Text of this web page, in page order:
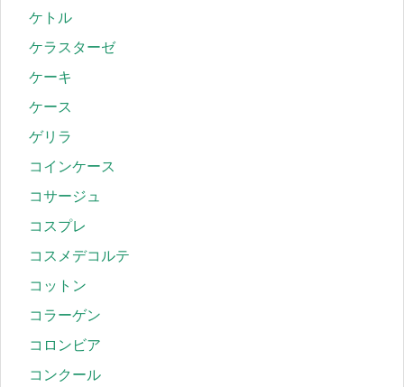
ケトル
ケラスターゼ
ケーキ
ケース
ゲリラ
コインケース
コサージュ
コスプレ
コスメデコルテ
コットン
コラーゲン
コロンビア
コンクール